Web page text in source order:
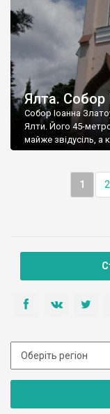
Ялта. Собор
Собор Іоанна
Ялти. Його 45-
майже звідусіль, а
1 2